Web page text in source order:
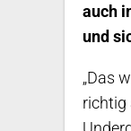
auch
und
„Das
richtig